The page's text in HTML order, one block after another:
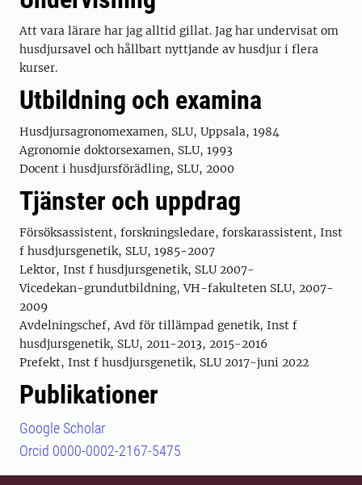
Att vara lärare har jag alltid gillat. Jag har undervisat om
husdjursavel och hållbart nyttjande av husdjur i flera
kurser.
Utbildning och examina
Husdjursagronomexamen, SLU, Uppsala, 1984
Agronomie doktorsexamen, SLU, 1993
Docent i husdjursförädling, SLU, 2000
Tjänster och uppdrag
Försöksassistent, forskningsledare, forskarassistent, Inst
f husdjursgenetik, SLU, 1985-2007
Lektor, Inst f husdjursgenetik, SLU 2007-
Vicedekan-grundutbildning, VH-fakulteten SLU, 2007-
2009
Avdelningschef, Avd för tillämpad genetik, Inst f
husdjursgenetik, SLU, 2011-2013, 2015-2016
Prefekt, Inst f husdjursgenetik, SLU 2017-juni 2022
Publikationer
Google Scholar
Orcid 0000-0002-2167-5475